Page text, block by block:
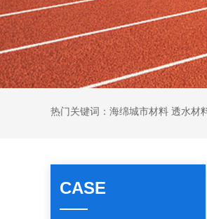
热门关键词：海绵城市材料 透水材
CASE